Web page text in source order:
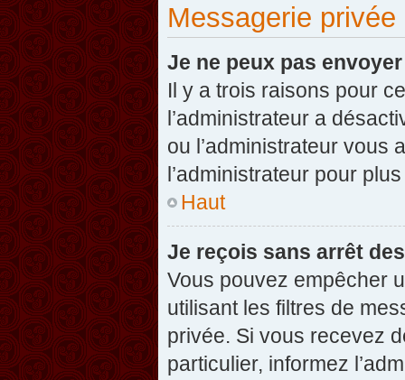
Messagerie privée
Je ne peux pas
Il y a trois raisons pour
l’administrateur a
ou l’administrateur vous
l’administrateur pour
Haut
Je reçois sans arrêt
Vous pouvez empêcher
utilisant les filtres de
privée. Si vous recevez
particulier, informez